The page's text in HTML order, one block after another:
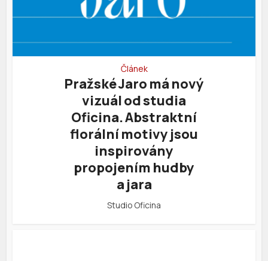
Článek
Pražské Jaro má nový
vizuál od studia
Oficina. Abstraktní
florální motivy jsou
inspirovány
propojením hudby
a jara
Studio Oficina